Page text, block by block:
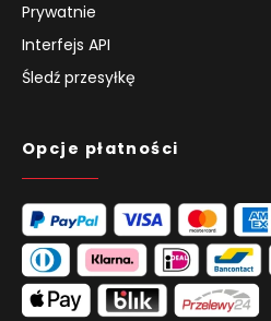
Prywatnie
Interfejs API
Śledź przesyłkę
Opcje płatności